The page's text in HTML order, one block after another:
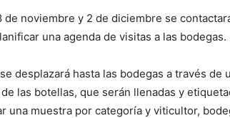
de noviembre y 2 de diciembre se
una agenda de visitas a las bodegas.
desplazará hasta las bodegas a través
las botellas, que serán llenadas y
una muestra por categoría y viticultor,